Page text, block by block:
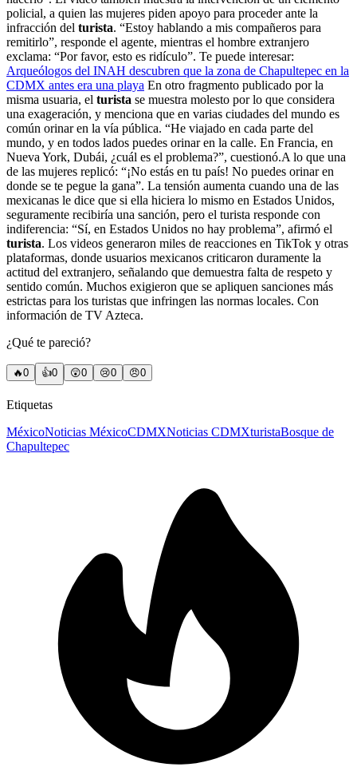
policial, a quien las mujeres piden apoyo para proceder ante la
infracción del turista. “Estoy hablando a mis compañeros para
remitirlo”, responde el agente, mientras el hombre extranjero
exclama: “Por favor, esto es ridículo”. Te puede interesar:
Arqueólogos del INAH descubren que la zona de Chapultepec en la
CDMX antes era una playa En otro fragmento publicado por la
misma usuaria, el turista se muestra molesto por lo que considera
una exageración, y menciona que en varias ciudades del mundo es
común orinar en la vía pública. “He viajado en cada parte del
mundo, y en todos lados puedes orinar en la calle. En Francia, en
Nueva York, Dubái, ¿cuál es el problema?”, cuestionó.A lo que una
de las mujeres replicó: “¡No estás en tu país! No puedes orinar en
donde se te pegue la gana”. La tensión aumenta cuando una de las
mexicanas le dice que si ella hiciera lo mismo en Estados Unidos,
seguramente recibiría una sanción, pero el turista responde con
indiferencia: “Sí, en Estados Unidos no hay problema”, afirmó el
turista. Los videos generaron miles de reacciones en TikTok y otras
plataformas, donde usuarios mexicanos criticaron duramente la
actitud del extranjero, señalando que demuestra falta de respeto y
sentido común. Muchos exigieron que se apliquen sanciones más
estrictas para los turistas que infringen las normas locales. Con
información de TV Azteca.
¿Qué te pareció?
🔥0 👍0 😲0 😢0 😠0
Etiquetas
MéxicoNoticias MéxicoCDMXNoticias CDMXturistaBosque de
Chapultepec